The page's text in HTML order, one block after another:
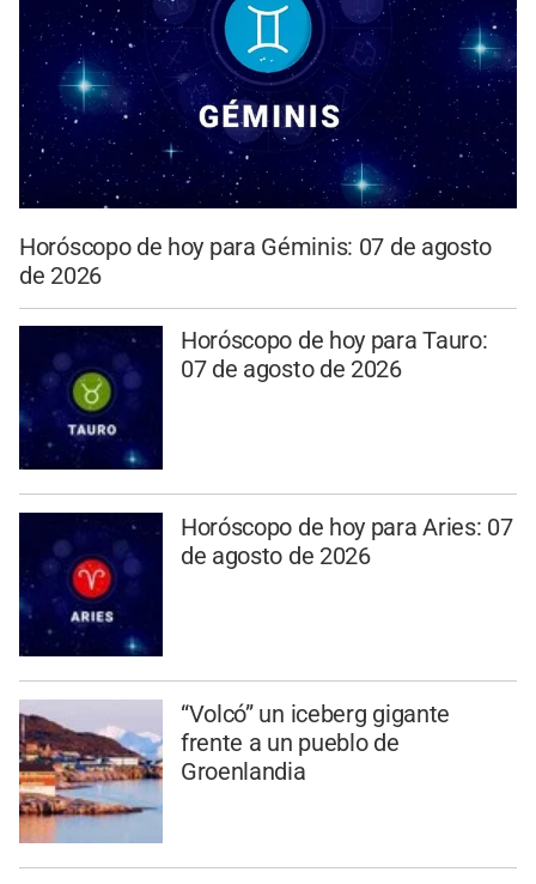
Horóscopo de hoy para Géminis: 07 de agosto
de 2026
Horóscopo de hoy para Tauro:
07 de agosto de 2026
Horóscopo de hoy para Aries: 07
de agosto de 2026
“Volcó” un iceberg gigante
frente a un pueblo de
Groenlandia